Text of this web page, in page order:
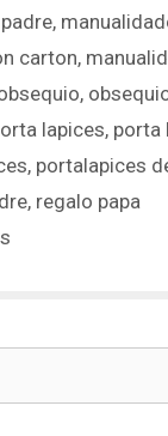
,
carton,
,
lapices, porta
, portalapices
, regalo papa